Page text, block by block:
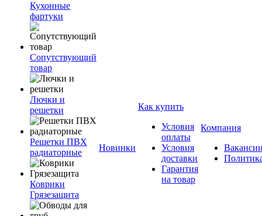
Кухонные
фартуки
Сопутствующий
товар
Лючки и
решетки
Решетки ПВХ
радиаторные
Коврики
Грязезащита
Новинки
Как купить
Условия
оплаты
Условия
доставки
Гарантия
на товар
Компания